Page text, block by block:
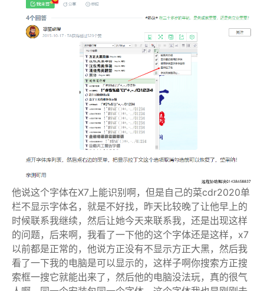
他说这个字体在X7上能识别啊，但是自己的菜cdr2020单
栏不显示字体名，就是不好找，昨天比较晚了让他早上的
时候联系我继续，然后让她今天来联系我，还是出现这样
的问题，后来啊，我看了一下他的这个字体还是这样，x7
以前都是正常的，他说方正没有不显示方正大黑，然后我
看了一下我的电脑是可以显示的，这样子啊你搜索方正搜
索框一搜它就能出来了，然后他的电脑没法玩，真的很气